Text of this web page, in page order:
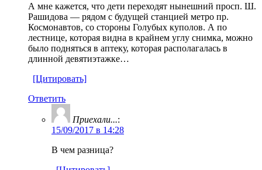
А мне кажется, что дети переходят нынешний просп. Ш.
Рашидова — рядом с будущей станцией метро пр.
Космонавтов, со стороны Голубых куполов. А по
лестнице, которая видна в крайнем углу снимка, можно
было подняться в аптеку, которая располагалась в
длинной девятиэтажке…
[Цитировать]
Ответить
Приехали...:
15/09/2017 в 14:28
В чем разница?